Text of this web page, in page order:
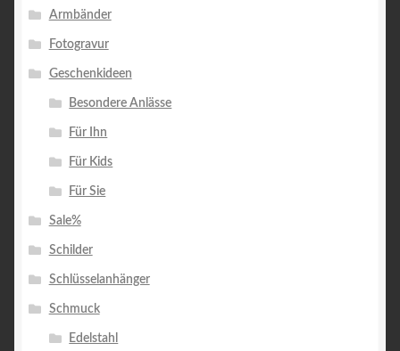
Armbänder
Fotogravur
Geschenkideen
Besondere Anlässe
Für Ihn
Für Kids
Für Sie
Sale%
Schilder
Schlüsselanhänger
Schmuck
Edelstahl